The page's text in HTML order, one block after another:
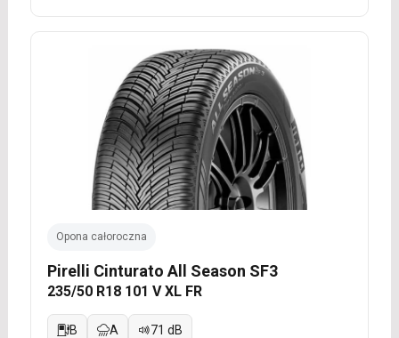
Opona całoroczna
Pirelli Cinturato All Season SF3
235/50 R18 101 V XL FR
B A 71 dB